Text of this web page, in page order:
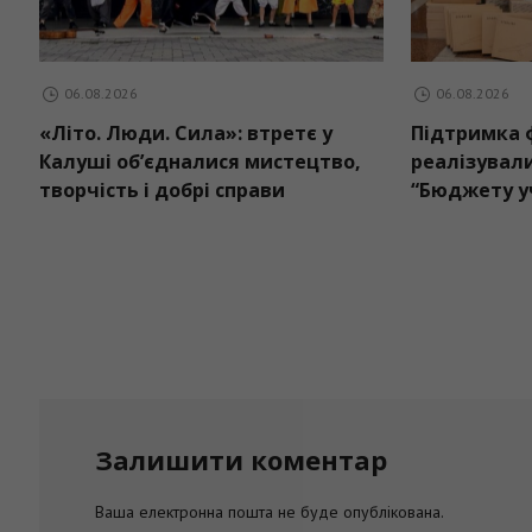
06.08.2026
«Літо. Люди. Сила»: втретє у
Калуші об’єдналися мистецтво,
творчість і добрі справи
06.08.2026
Підтримка
“Бюджету
Залишити коментар
Ваша електронна пошта не буде опублікована.